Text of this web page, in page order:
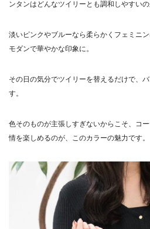
ンタンはどんなツイリーとも調和しやすいの
淡いピンクやブルーなら柔らかくフェミニ
モダンで華やかな印象に。
その日の気分でツイリーを替えるだけで、
す。
色そのものが主張しすぎないからこそ、コ
情を楽しめるのが、このカラーの魅力です。